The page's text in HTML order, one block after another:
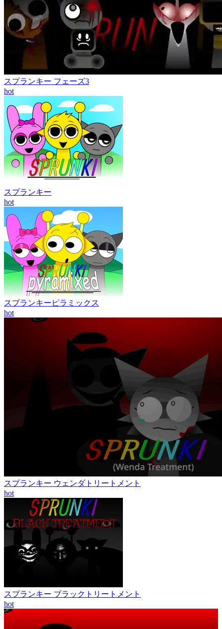
スプランキー フェーズ3
hot
スプランキー
hot
スプランキーピラミックス
hot
スプランキー ウェンダトリートメント
hot
スプランキー ブラックトリートメント
hot